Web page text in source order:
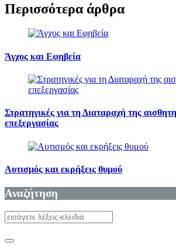
Περισσότερα άρθρα
Άγχος και Εφηβεία
Στρατηγικές για τη Διαταραχή της
επεξεργασίας
Αυτισμός και εκρήξεις θυμού
Αναζήτηση